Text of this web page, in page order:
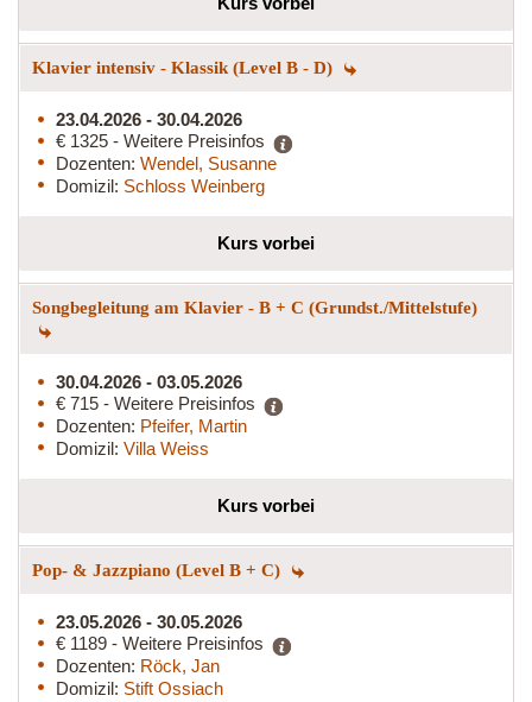
Klavier intensiv - Klassik (Level B - D)
23.04.2026 - 30.04.2026
€ 1325 - Weitere Preisinfos
Dozenten: Wendel, Susanne
Domizil: Schloss Weinberg
Kurs vorbei
Songbegleitung am Klavier - B + C (Grundst./Mittelstufe)
30.04.2026 - 03.05.2026
€ 715 - Weitere Preisinfos
Dozenten: Pfeifer, Martin
Domizil: Villa Weiss
Kurs vorbei
Pop- & Jazzpiano (Level B + C)
23.05.2026 - 30.05.2026
€ 1189 - Weitere Preisinfos
Dozenten: Röck, Jan
Domizil: Stift Ossiach